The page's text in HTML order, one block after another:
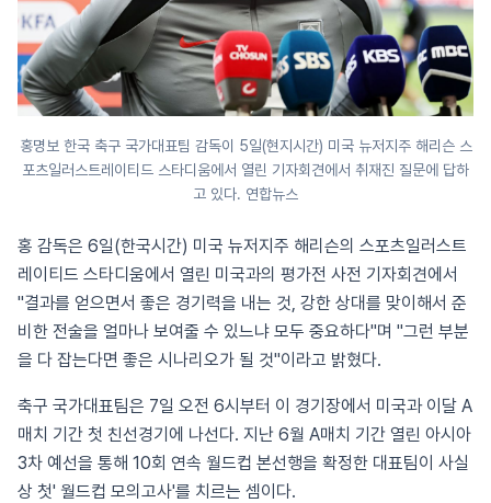
홍명보 한국 축구 국가대표팀 감독이 5일(현지시간) 미국 뉴저지주 해리슨 스
포츠일러스트레이티드 스타디움에서 열린 기자회견에서 취재진 질문에 답하
고 있다. 연합뉴스
홍 감독은 6일(한국시간) 미국 뉴저지주 해리슨의 스포츠일러스트
레이티드 스타디움에서 열린 미국과의 평가전 사전 기자회견에서
"결과를 얻으면서 좋은 경기력을 내는 것, 강한 상대를 맞이해서 준
비한 전술을 얼마나 보여줄 수 있느냐 모두 중요하다"며 "그런 부분
을 다 잡는다면 좋은 시나리오가 될 것"이라고 밝혔다.
축구 국가대표팀은 7일 오전 6시부터 이 경기장에서 미국과 이달 A
매치 기간 첫 친선경기에 나선다. 지난 6월 A매치 기간 열린 아시아
3차 예선을 통해 10회 연속 월드컵 본선행을 확정한 대표팀이 사실
상 첫' 월드컵 모의고사'를 치르는 셈이다.